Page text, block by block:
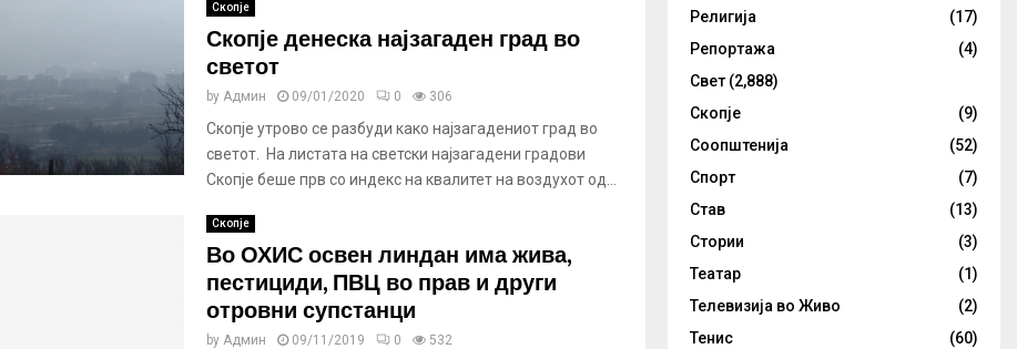
Скопје
Скопје денеска најзагаден град во
светот
by Админ 09/01/2020 0 306
Скопје утрово се разбуди како најзагадениот град во
светот. На листата на светски најзагадени градови
Скопје беше прв со индекс на квалитет на воздухот од...
Скопје
Во ОХИС освен линдан има жива,
пестициди, ПВЦ во прав и други
отровни супстанци
by Админ 09/11/2019 0 532
Религија
(17)
Репортажа
(4)
Свет (2,888)
Скопје
(9)
Соопштенија
(52)
Спорт
(7)
Став
(13)
Стории
(3)
Театар
(1)
Телевизија во Живо
(2)
Тенис
(60)